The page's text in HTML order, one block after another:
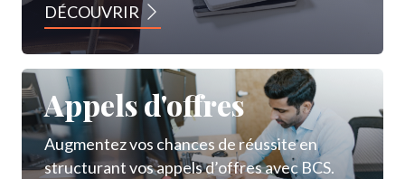
DÉCOUVRIR
Appels d'offres
Augmentez vos chances de réussite en
structurant vos appels d’offres avec BCS.